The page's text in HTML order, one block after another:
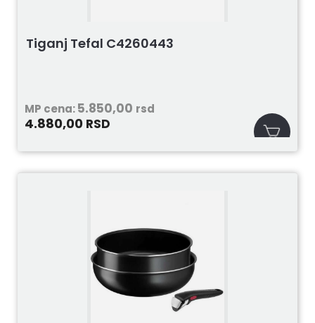
Tiganj Tefal C4260443
MP cena:5.850,00 rsd
4.880,00 RSD